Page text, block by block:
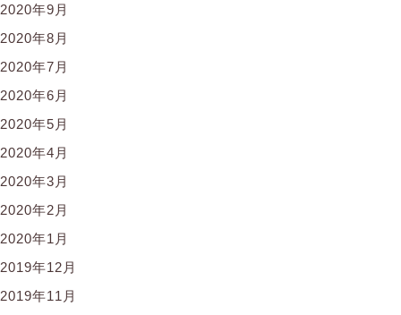
2020年9月
2020年8月
2020年7月
2020年6月
2020年5月
2020年4月
2020年3月
2020年2月
2020年1月
2019年12月
2019年11月